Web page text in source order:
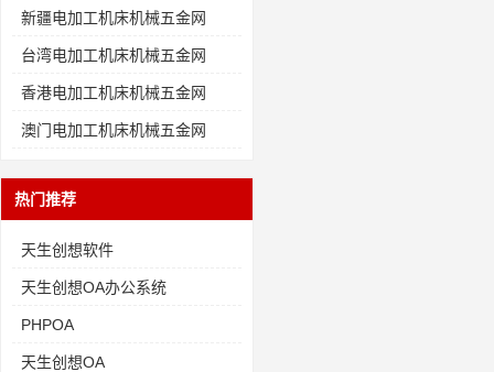
新疆电加工机床机械五金网
台湾电加工机床机械五金网
香港电加工机床机械五金网
澳门电加工机床机械五金网
热门推荐
天生创想软件
天生创想OA办公系统
PHPOA
天生创想OA